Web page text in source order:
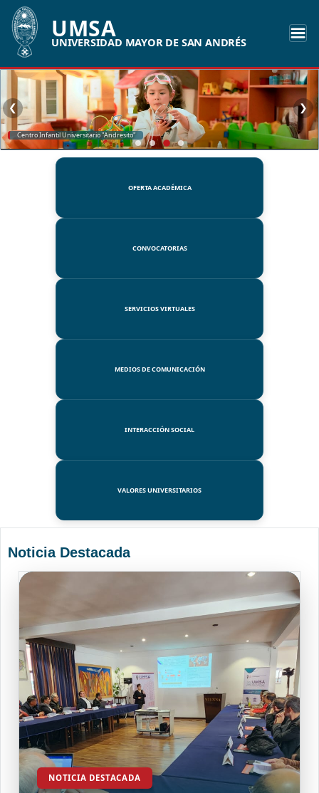
UMSA
UNIVERSIDAD MAYOR DE SAN ANDRÉS
SSUE
❮ ❯
OFERTA ACADÉMICA
CONVOCATORIAS
SERVICIOS VIRTUALES
MEDIOS DE COMUNICACIÓN
INTERACCIÓN SOCIAL
VALORES UNIVERSITARIOS
Noticia Destacada
NOTICIA DESTACADA